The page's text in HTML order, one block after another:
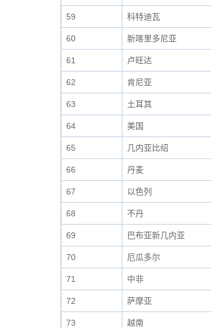
59 科特迪瓦
60 新喀里多尼亚
61 卢旺达
62 肯尼亚
63 土耳其
64 美国
65 几内亚比绍
66 丹麦
67 以色列
68 不丹
69 巴布亚新几内亚
70 厄瓜多尔
71 中非
72 萨摩亚
73 越南